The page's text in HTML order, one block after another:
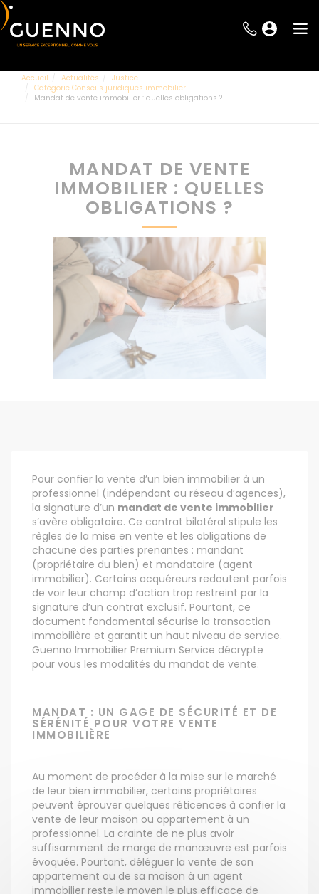
Accueil Actualités
Justice
Catégorie Conseils juridiques immobilier
Mandat de vente immobilier : quelles obligations ?
MANDAT DE VENTE
IMMOBILIER : QUELLES
OBLIGATIONS ?
Pour confier la vente d’un bien immobilier à un
professionnel (indépendant ou réseau d’agences),
la signature d’un mandat de vente immobilier
s’avère obligatoire. Ce contrat bilatéral stipule les
règles de la mise en vente et les obligations de
chacune des parties prenantes : mandant
(propriétaire du bien) et mandataire (agent
immobilier). Certains acquéreurs redoutent parfois
de voir leur champ d’action trop restreint par la
signature d’un contrat exclusif. Pourtant, ce
document fondamental sécurise la transaction
immobilière et garantit un haut niveau de service.
Guenno Immobilier Premium Service décrypte
pour vous les modalités du mandat de vente.
MANDAT : UN GAGE DE SÉCURITÉ ET DE
SÉRÉNITÉ POUR VOTRE VENTE
IMMOBILIÈRE
Au moment de procéder à la mise sur le marché
de leur bien immobilier, certains propriétaires
peuvent éprouver quelques réticences à confier la
vente de leur maison ou appartement à un
professionnel. La crainte de ne plus avoir
suffisamment de marge de manœuvre est parfois
évoquée. Pourtant, déléguer la vente de son
appartement ou de sa maison à un agent
immobilier reste le moyen le plus efficace de